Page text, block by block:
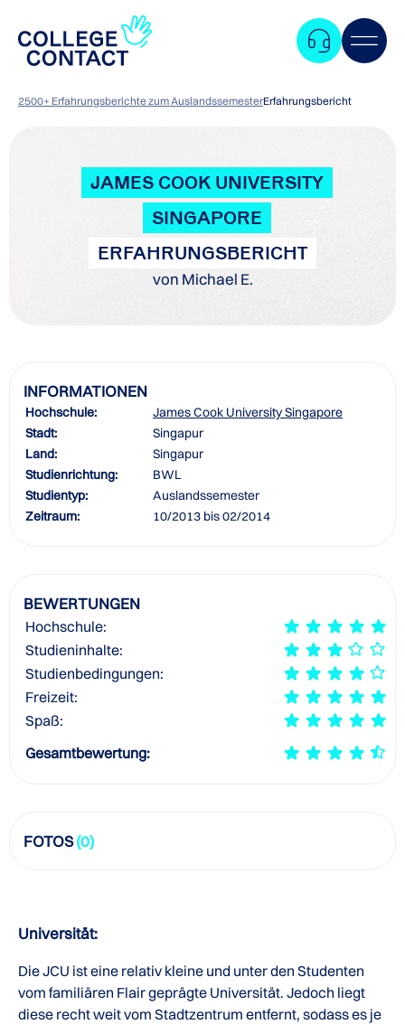
2500+ Erfahrungsberichte zum AuslandssemesterErfahrungsbericht
JAMES COOK UNIVERSITY
SINGAPORE
ERFAHRUNGSBERICHT
von Michael E.
INFORMATIONEN
Hochschule:
James Cook University Singapore
Stadt:
Singapur
Land:
Singapur
Studienrichtung:
BWL
Studientyp:
Auslandssemester
Zeitraum:
10/2013 bis 02/2014
BEWERTUNGEN
Hochschule:
Studieninhalte:
Studienbedingungen:
Freizeit:
Spaß:
Gesamtbewertung:
FOTOS(0)
Universität:
Die JCU ist eine relativ kleine und unter den Studenten
vom familiären Flair geprägte Universität. Jedoch liegt
diese recht weit vom Stadtzentrum entfernt, sodass es je